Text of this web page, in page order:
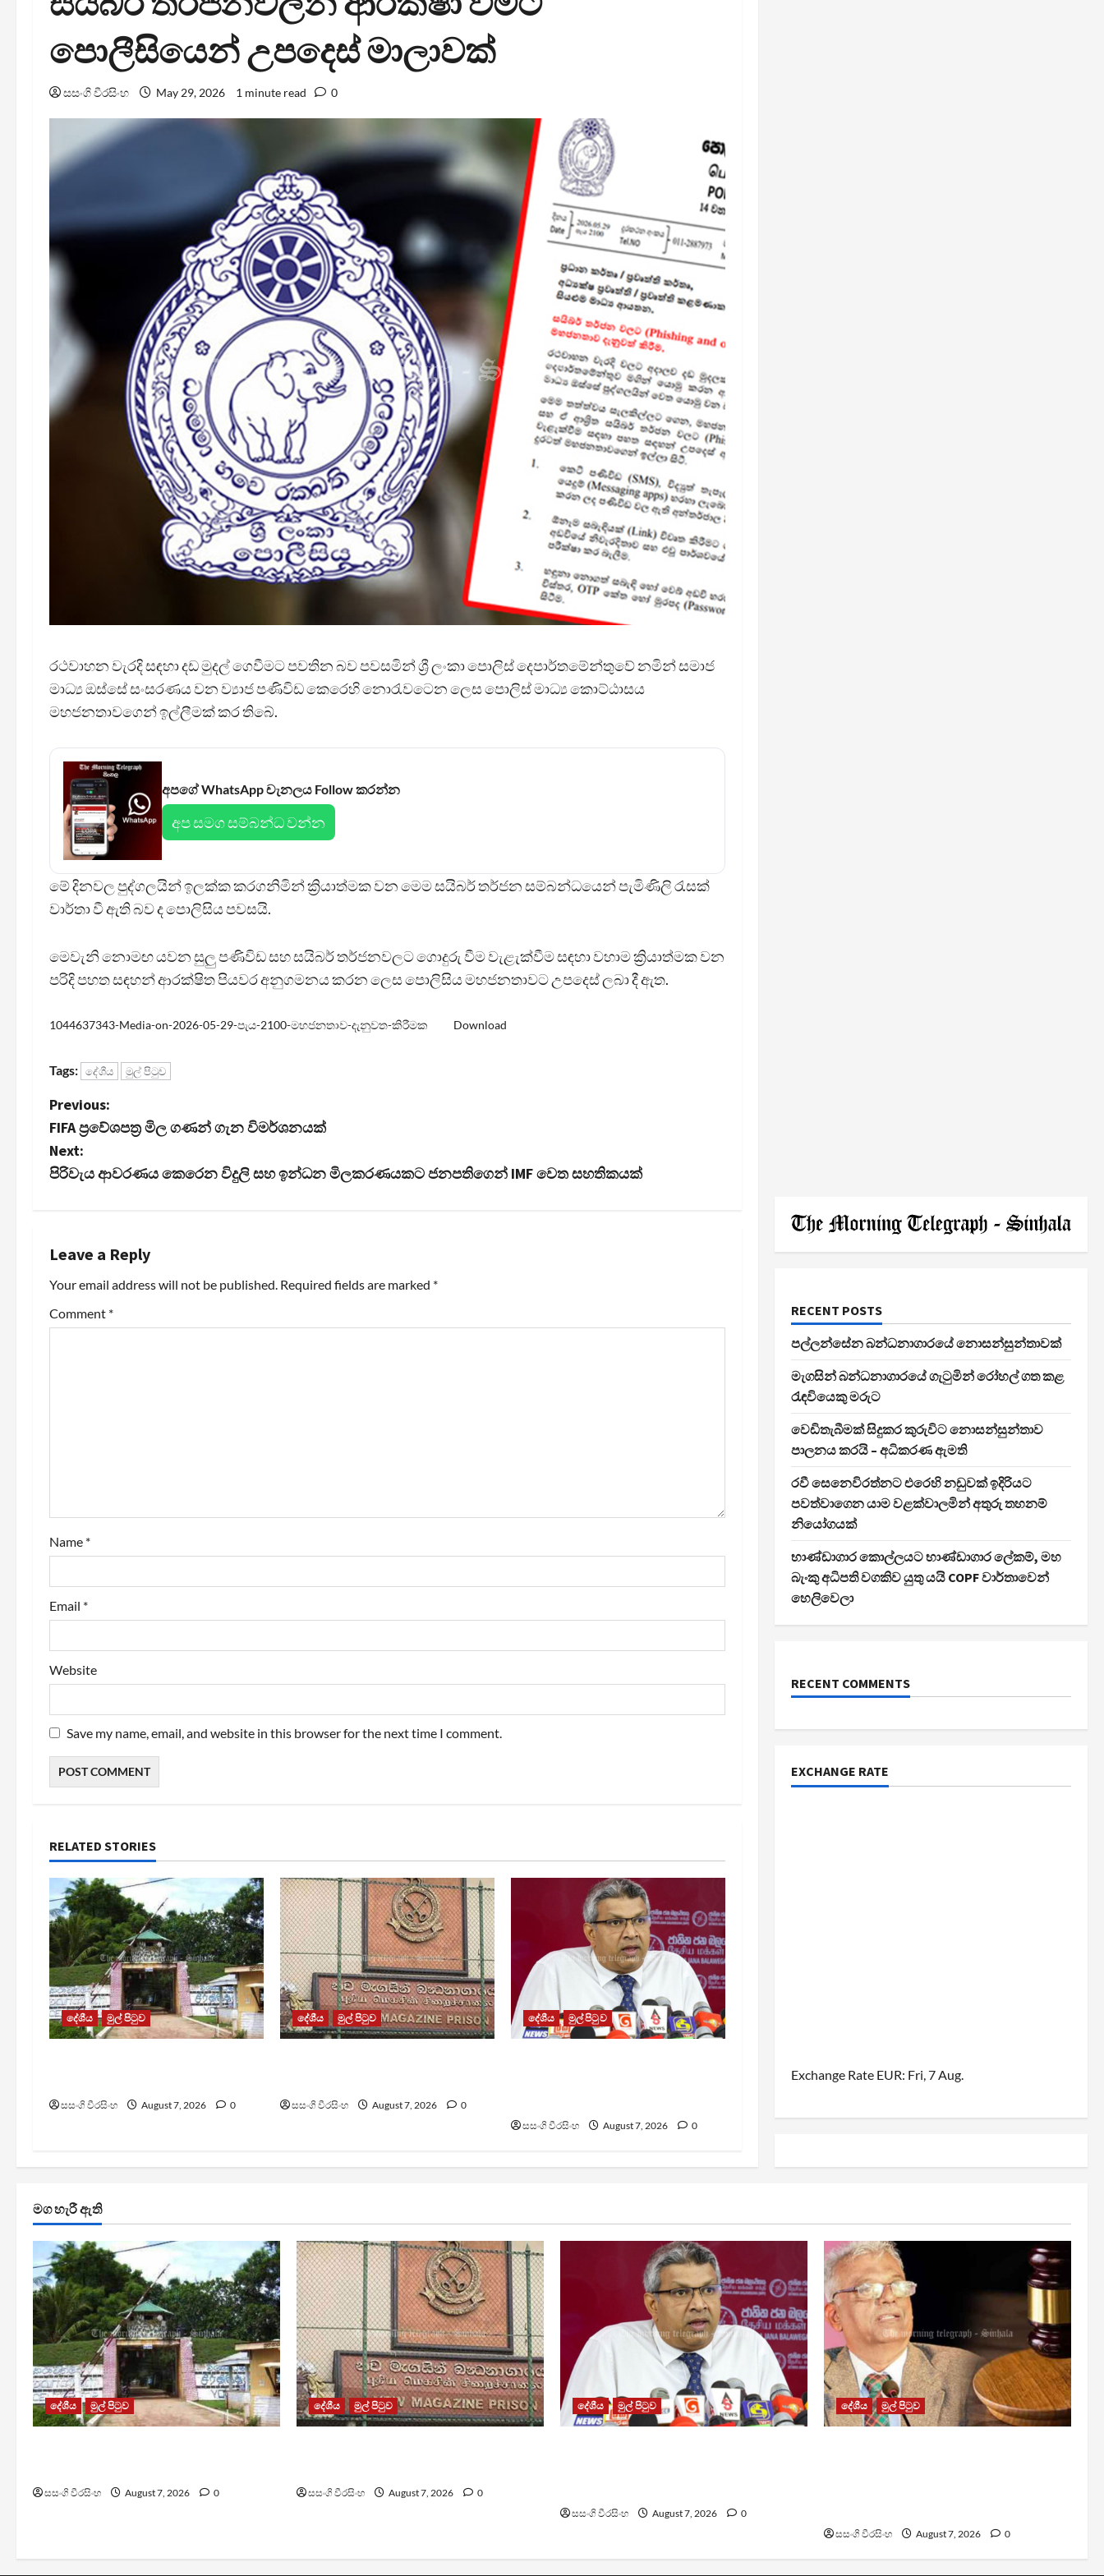
පොලීසියෙන් උපදෙස් මාලාවක්
සසංගි වීරසිංහ May 29, 2026 1 minute read 0
රථවාහන වැරදි සඳහා දඩ මුදල් ගෙවීමට පවතින බව පවසමින් ශ්‍රී ලංකා පොලිස් දෙපාර්තමේන්තුවේ නමින් සමාජ
මාධ්‍ය ඔස්සේ සංසරණය වන ව්‍යාජ පණිවිඩ කෙරෙහි නොරැවටෙන ලෙස පොලිස් මාධ්‍ය කොට්ඨාසය
මහජනතාවගෙන් ඉල්ලීමක් කර තිබේ.
අපගේ WhatsApp චැනලය Follow කරන්න
අප සමග සම්බන්ධ වන්න
මේ දිනවල පුද්ගලයින් ඉලක්ක කරගනිමින් ක්‍රියාත්මක වන මෙම සයිබර් තර්ජන සම්බන්ධයෙන් පැමිණිලි රැසක්
වාර්තා වී ඇති බව ද පොලිසිය පවසයි.
මෙවැනි නොමඟ යවන සුලු පණිවිඩ සහ සයිබර් තර්ජනවලට ගොදුරු වීම වැළැක්වීම සඳහා වහාම ක්‍රියාත්මක වන
පරිදි පහත සඳහන් ආරක්ෂිත පියවර අනුගමනය කරන ලෙස පොලිසිය මහජනතාවට උපදෙස් ලබා දී ඇත.
1044637343-Media-on-2026-05-29-පැය-2100-මහජනතාව-දැනුවත-කිරීමක Download
Tags: දේශීය මුල් පිටුව
P
o
s
n
a
v
o
n
Previous:
FIFA ප්‍රවේශපත්‍ර මිල ගණන් ගැන විමර්ශනයක්
Next:
පිරිවැය ආවරණය කෙරෙන විදුලි සහ ඉන්ධන මිලකරණයකට ජනපතිගෙන් IMF වෙත සහතිකයක්
Leave a Reply
Your email address will not be published. Required fields are marked *
Comment *
Name *
Email *
Website
Save my name, email, and website in this browser for the next time I comment.
RELATED STORIES
දේශීය මුල් පිටුව
සසංගි වීරසිංහ August 7, 2026 0
දේශීය මුල් පිටුව
සසංගි වීරසිංහ August 7, 2026 0
දේශීය මුල් පිටුව
සසංගි වීරසිංහ August 7, 2026 0
RECENT POSTS
පල්ලන්සේන බන්ධනාගාරයේ නොසන්සුන්තාවක්
මැගසින් බන්ධනාගාරයේ ගැටුමින් රෝහල් ගත කළ
රැඳවියෙකු මරුට
වෙඩිතැබීමක් සිදුකර කුරුවිට නොසන්සුන්තාව
පාලනය කරයි – අධිකරණ ඇමති
රවී සෙනෙවිරත්නට එරෙහි නඩුවක් ඉදිරියට
පවත්වාගෙන යාම වළක්වාලමින් අතුරු තහනම්
නියෝගයක්
භාණ්ඩාගාර කොල්ලයට භාණ්ඩාගාර ලේකම්, මහ
බැංකු අධිපති වගකිව යුතු යයි COPF වාර්තාවෙන්
හෙලිවෙලා
RECENT COMMENTS
EXCHANGE RATE
Exchange Rate EUR: Fri, 7 Aug.
මග හැරී ඇති
දේශීය මුල් පිටුව
සසංගි වීරසිංහ August 7, 2026 0
දේශීය මුල් පිටුව
සසංගි වීරසිංහ August 7, 2026 0
දේශීය මුල් පිටුව
සසංගි වීරසිංහ August 7, 2026 0
දේශීය මුල් පිටුව
සසංගි වීරසිංහ August 7, 2026 0